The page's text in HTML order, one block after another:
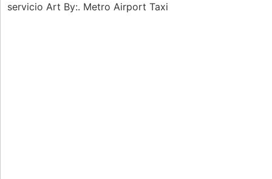
servicio Art By:. Metro Airport Taxi